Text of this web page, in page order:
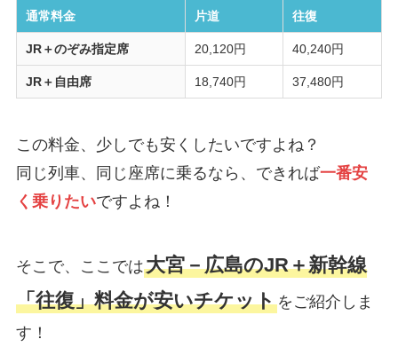
通常料金 片道 往復
JR＋のぞみ指定席 20,120円 40,240円
JR＋自由席 18,740円 37,480円
この料金、少しでも安くしたいですよね？
同じ列車、同じ座席に乗るなら、できれば一番安
く乗りたいですよね！
そこで、ここでは大宮－広島のJR＋新幹線
「往復」料金が安いチケットをご紹介しま
す！